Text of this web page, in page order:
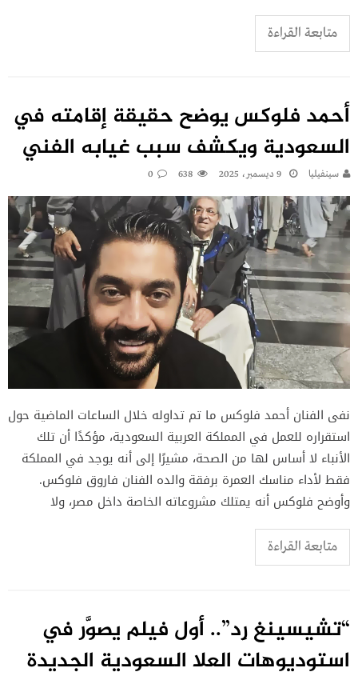
متابعة القراءة
أحمد فلوكس يوضح حقيقة إقامته في
السعودية ويكشف سبب غيابه الفني
سينفيليا 9 ديسمبر، 2025 638
0
نفى الفنان أحمد فلوكس ما تم تداوله خلال الساعات الماضية حول
استقراره للعمل في المملكة العربية السعودية، مؤكدًا أن تلك
الأنباء لا أساس لها من الصحة، مشيرًا إلى أنه يوجد في المملكة
فقط لأداء مناسك العمرة برفقة والده الفنان فاروق فلوكس.
وأوضح فلوكس أنه يمتلك مشروعاته الخاصة داخل مصر، ولا
متابعة القراءة
“تشيسينغ رِد”.. أول فيلم يصوَّر في
استوديوهات العلا السعودية الجديدة